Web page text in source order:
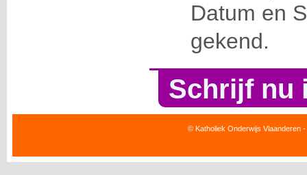
Datum en
gekend.
Schrijf nu
© Katholiek Onderwijs Vlaanderen